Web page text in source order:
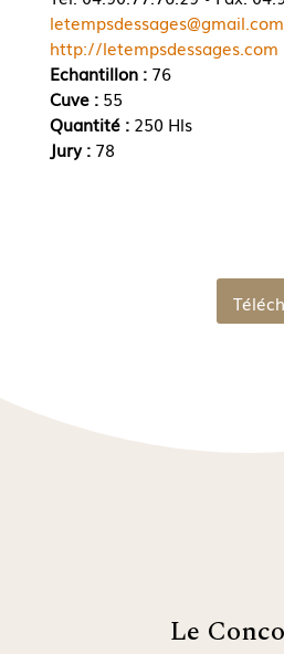
letempsdessages@gmail.com
http://letempsdessages.com
Echantillon :76
Cuve : 55
Quantité : 250 Hls
Jury : 78
Le